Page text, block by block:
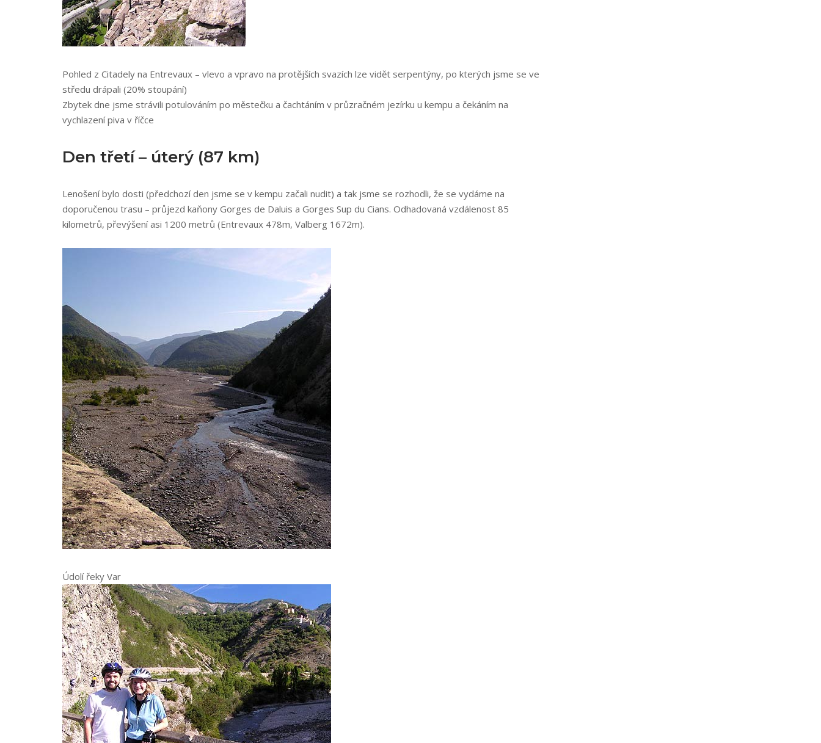
Pohled z Citadely na Entrevaux – vlevo a vpravo na protějších svazích lze vidět serpentýny, po kterých jsme se ve
středu drápali (20% stoupání)
Zbytek dne jsme strávili potulováním po městečku a čachtáním v průzračném jezírku u kempu a čekáním na
vychlazení piva v říčce
Den třetí – úterý (87 km)
Lenošení bylo dosti (předchozí den jsme se v kempu začali nudit) a tak jsme se rozhodli, že se vydáme na
doporučenou trasu – průjezd kaňony Gorges de Daluis a Gorges Sup du Cians. Odhadovaná vzdálenost 85
kilometrů, převýšení asi 1200 metrů (Entrevaux 478m, Valberg 1672m).
Údolí řeky Var